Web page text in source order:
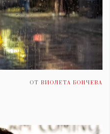
ОТ ВИОЛЕТА БОНЧЕВА